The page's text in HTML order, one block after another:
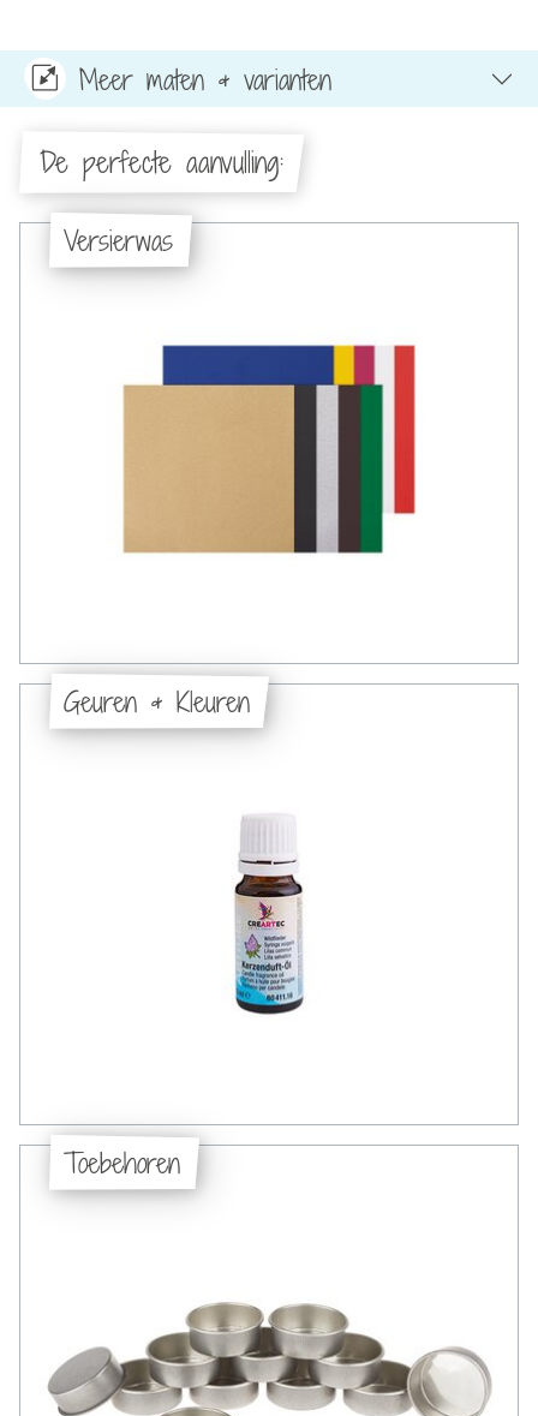
Meer maten & varianten
De perfecte aanvulling:
Versierwas
Geuren & Kleuren
Toebehoren